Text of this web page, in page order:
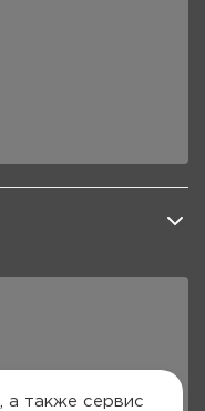
, а также сервис